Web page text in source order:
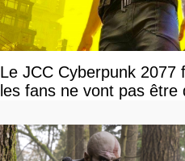
Le JCC Cyberpunk 2077
les fans ne vont pas être